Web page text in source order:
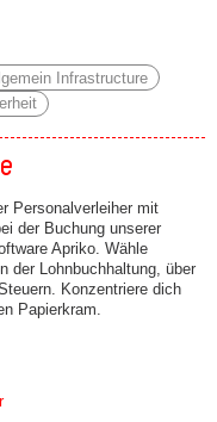
Infrastructure
Personalverleiher mit
der Buchung unserer
Apriko. Wähle
der Lohnbuchhaltung, über
Konzentriere dich
Papierkram.